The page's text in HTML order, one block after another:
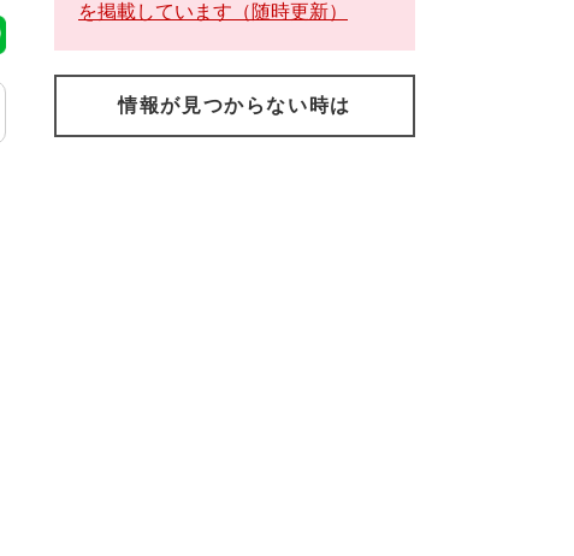
を掲載しています（随時更新）
情報が見つからない時は